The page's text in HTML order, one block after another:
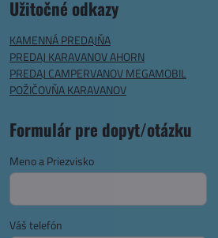
Užitočné odkazy
KAMENNÁ PREDAJŇA
PREDAJ KARAVANOV AHORN
PREDAJ CAMPERVANOV MEGAMOBIL
POŽIČOVŇA KARAVANOV
Formulár pre dopyt/otázku
Meno a Priezvisko
Váš telefón